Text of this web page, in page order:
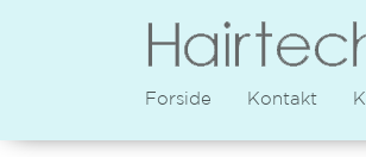
Forside Kontakt